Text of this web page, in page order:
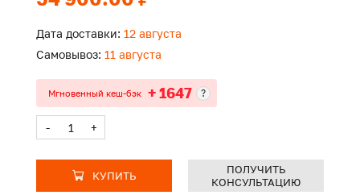
Дата доставки: 12 августа
Самовывоз: 11 августа
Мгновенный кеш-бэк + 1647 ?
- +
КУПИТЬ
ПОЛУЧИТЬ
КОНСУЛЬТАЦИЮ